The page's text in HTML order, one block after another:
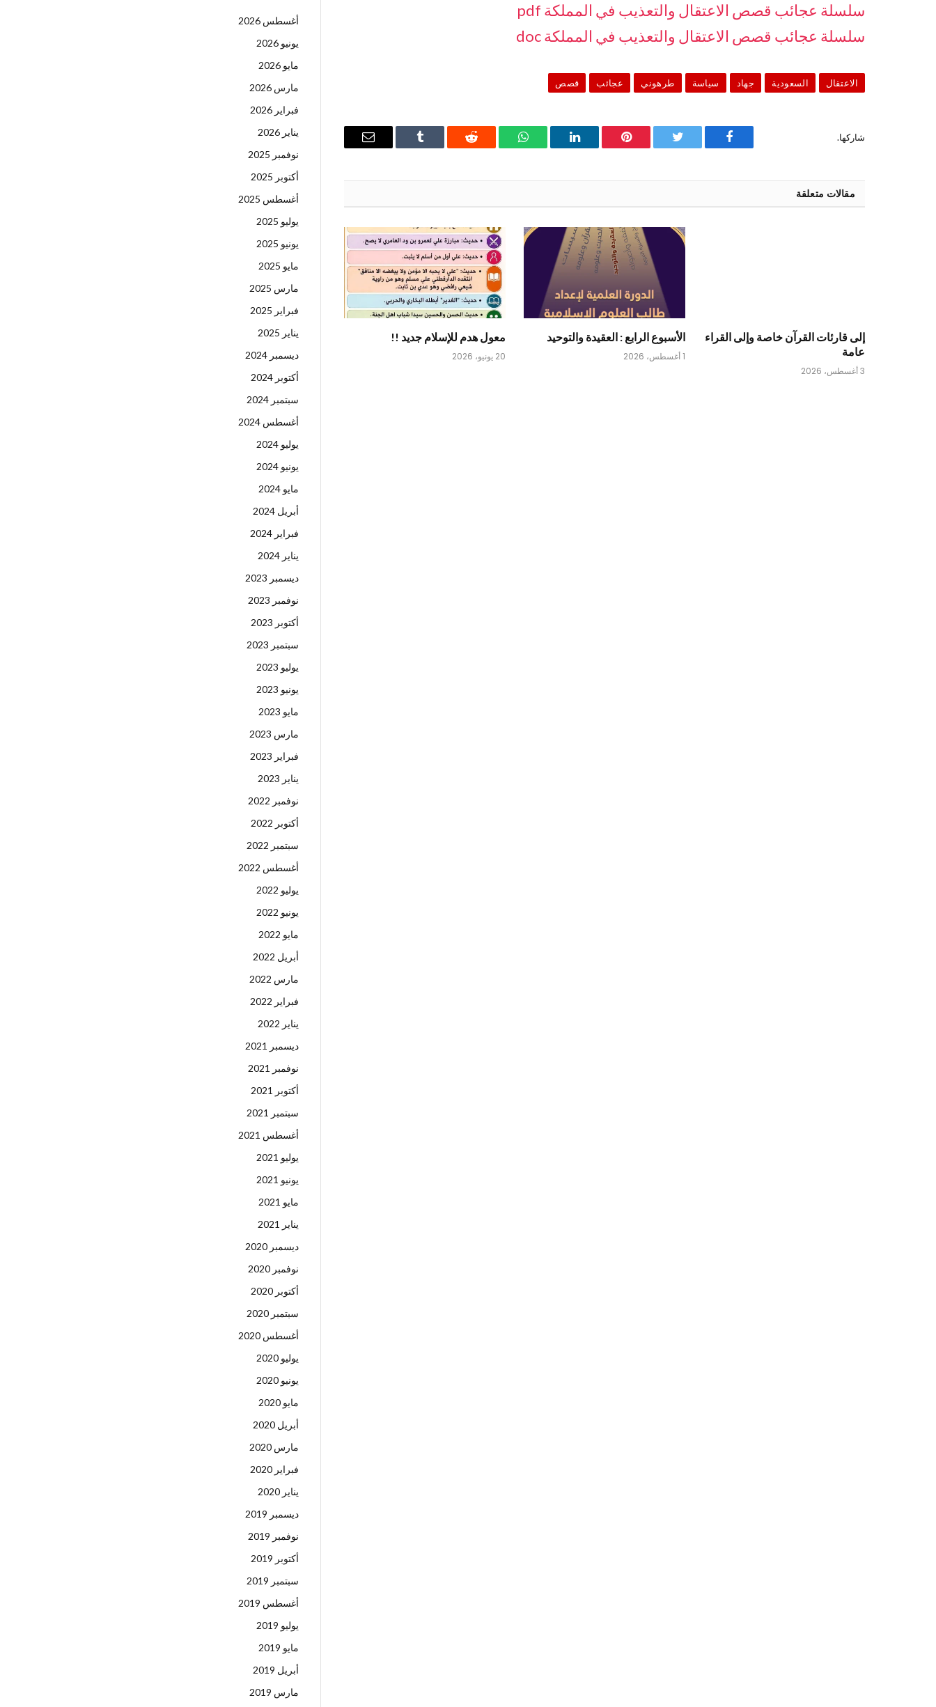
سلسلة عجائب قصص الاعتقال والتعذيب في المملكة pdf
سلسلة عجائب قصص الاعتقال والتعذيب في المملكة doc
الاعتقال السعودية جهاد سياسة طرهوني عجائب قصص
شاركها.
فيسبوك تويتر بينتيريستلينكدإن واتساب رديت Tumblr
البريد
مقالات متعلقة
إلى قارئات القرآن خاصة وإلى القراء
عامة
3 أغسطس، 2026
الأسبوع الرابع : العقيدة والتوحيد
1 أغسطس، 2026
معول هدم للإسلام جديد !!
20 يونيو، 2026
أغسطس 2026
يونيو 2026
مايو 2026
مارس 2026
فبراير 2026
يناير 2026
نوفمبر 2025
أكتوبر 2025
أغسطس 2025
يوليو 2025
يونيو 2025
مايو 2025
مارس 2025
فبراير 2025
يناير 2025
ديسمبر 2024
أكتوبر 2024
سبتمبر 2024
أغسطس 2024
يوليو 2024
يونيو 2024
مايو 2024
أبريل 2024
فبراير 2024
يناير 2024
ديسمبر 2023
نوفمبر 2023
أكتوبر 2023
سبتمبر 2023
يوليو 2023
يونيو 2023
مايو 2023
مارس 2023
فبراير 2023
يناير 2023
نوفمبر 2022
أكتوبر 2022
سبتمبر 2022
أغسطس 2022
يوليو 2022
يونيو 2022
مايو 2022
أبريل 2022
مارس 2022
فبراير 2022
يناير 2022
ديسمبر 2021
نوفمبر 2021
أكتوبر 2021
سبتمبر 2021
أغسطس 2021
يوليو 2021
يونيو 2021
مايو 2021
يناير 2021
ديسمبر 2020
نوفمبر 2020
أكتوبر 2020
سبتمبر 2020
أغسطس 2020
يوليو 2020
يونيو 2020
مايو 2020
أبريل 2020
مارس 2020
فبراير 2020
يناير 2020
ديسمبر 2019
نوفمبر 2019
أكتوبر 2019
سبتمبر 2019
أغسطس 2019
يوليو 2019
مايو 2019
أبريل 2019
مارس 2019